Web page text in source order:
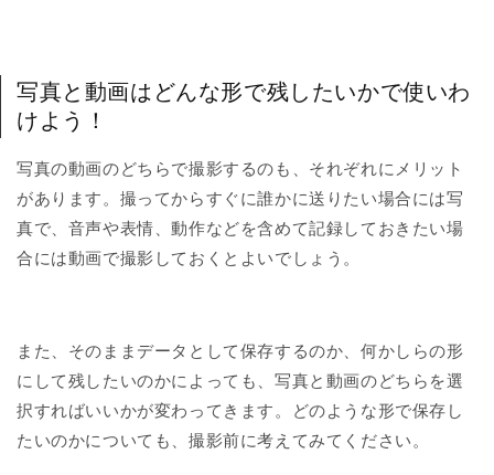
写真と動画はどんな形で残したいかで使いわ
けよう！
写真の動画のどちらで撮影するのも、それぞれにメリット
があります。撮ってからすぐに誰かに送りたい場合には写
真で、音声や表情、動作などを含めて記録しておきたい場
合には動画で撮影しておくとよいでしょう。
また、そのままデータとして保存するのか、何かしらの形
にして残したいのかによっても、写真と動画のどちらを選
択すればいいかが変わってきます。どのような形で保存し
たいのかについても、撮影前に考えてみてください。